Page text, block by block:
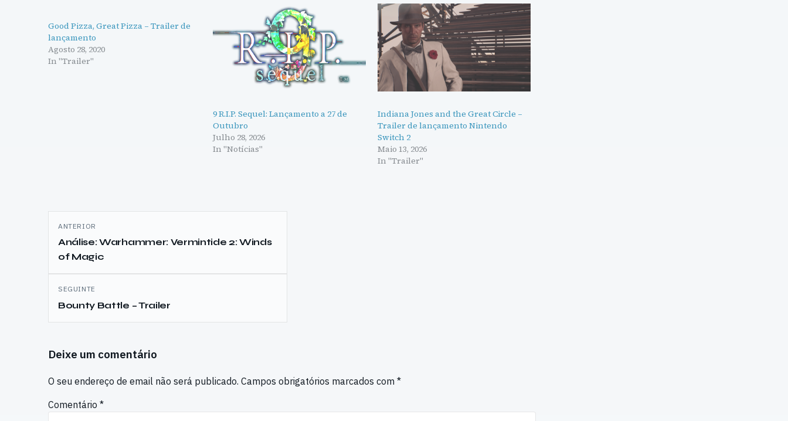
Good Pizza, Great Pizza – Trailer de
lançamento
Agosto 28, 2020
In "Trailer"
9 R.I.P. Sequel: Lançamento a 27 de
Outubro
Julho 28, 2026
In "Notícias"
Indiana Jones and the Great Circle –
Trailer de lançamento Nintendo
Switch 2
Maio 13, 2026
In "Trailer"
Navegação
de
artigos
ANTERIOR
Análise: Warhammer: Vermintide 2: Winds
of Magic
SEGUINTE
Bounty Battle – Trailer
Deixe um comentário
O seu endereço de email não será publicado. Campos obrigatórios marcados com *
Comentário *